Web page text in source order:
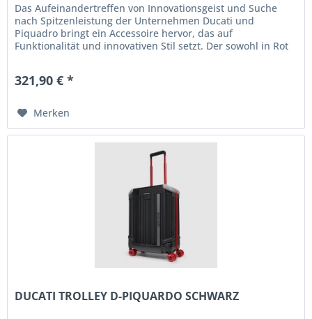
Das Aufeinandertreffen von Innovationsgeist und Suche
nach Spitzenleistung der Unternehmen Ducati und
Piquadro bringt ein Accessoire hervor, das auf
Funktionalität und innovativen Stil setzt. Der sowohl in Rot
321,90 € *
Merken
DUCATI TROLLEY D-PIQUARDO SCHWARZ